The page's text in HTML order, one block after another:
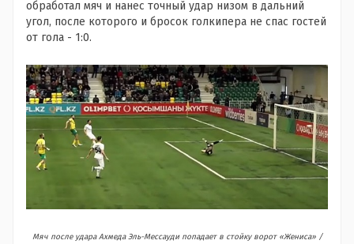
обработал мяч и нанес точный удар низом в дальний
угол, после которого и бросок голкипера не спас гостей
от гола - 1:0.
Мяч после удара Ахмеда Эль-Мессауди попадает в стойку ворот «Жениса» /